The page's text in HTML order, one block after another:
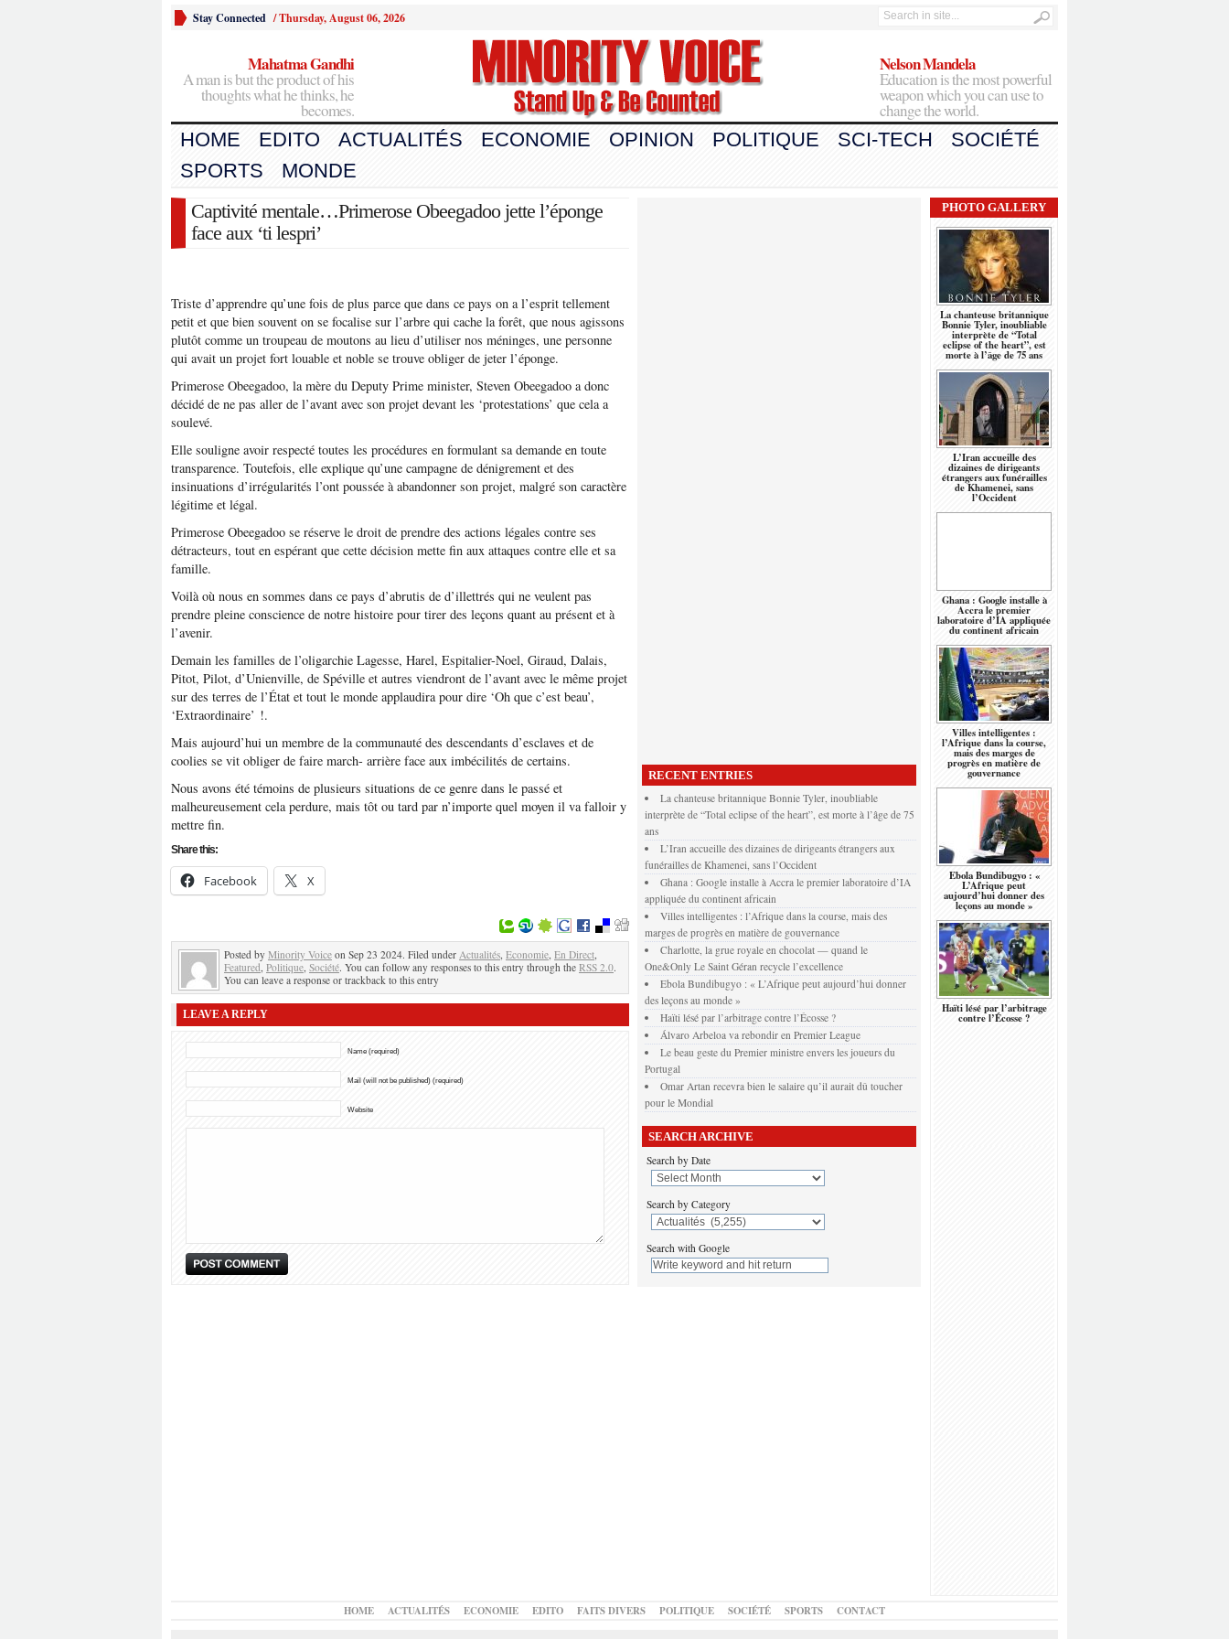
Stay Connected /Thursday, August 06, 2026
Mahatma Gandhi
A man is but the product of his
thoughts what he thinks, he
becomes.
Nelson Mandela
Education is the most powerful
weapon which you can use to
change the world.
HOME EDITO ACTUALITÉS ECONOMIE OPINION POLITIQUE SCI-TECH
SOCIÉTÉ
SPORTS
MONDE
Captivité mentale…Primerose Obeegadoo jette l’éponge
face aux ‘ti lespri’
Triste d’apprendre qu’une fois de plus parce que dans ce pays on a l’esprit tellement
petit et que bien souvent on se focalise sur l’arbre qui cache la forêt, que nous agissons
plutôt comme un troupeau de moutons au lieu d’utiliser nos méninges, une personne
qui avait un projet fort louable et noble se trouve obliger de jeter l’éponge.
Primerose Obeegadoo, la mère du Deputy Prime minister, Steven Obeegadoo a donc
décidé de ne pas aller de l’avant avec son projet devant les ‘protestations’ que cela a
soulevé.
Elle souligne avoir respecté toutes les procédures en formulant sa demande en toute
transparence. Toutefois, elle explique qu’une campagne de dénigrement et des
insinuations d’irrégularités l’ont poussée à abandonner son projet, malgré son caractère
légitime et légal.
Primerose Obeegadoo se réserve le droit de prendre des actions légales contre ses
détracteurs, tout en espérant que cette décision mette fin aux attaques contre elle et sa
famille.
Voilà où nous en sommes dans ce pays d’abrutis de d’illettrés qui ne veulent pas
prendre pleine conscience de notre histoire pour tirer des leçons quant au présent et à
l’avenir.
Demain les familles de l’oligarchie Lagesse, Harel, Espitalier-Noel, Giraud, Dalais,
Pitot, Pilot, d’Unienville, de Spéville et autres viendront de l’avant avec le même projet
sur des terres de l’État et tout le monde applaudira pour dire ‘Oh que c’est beau’,
‘Extraordinaire’ !.
Mais aujourd’hui un membre de la communauté des descendants d’esclaves et de
coolies se vit obliger de faire march- arrière face aux imbécilités de certains.
Nous avons été témoins de plusieurs situations de ce genre dans le passé et
malheureusement cela perdure, mais tôt ou tard par n’importe quel moyen il va falloir y
mettre fin.
Share this:
Facebook X
Posted by Minority Voice on Sep 23 2024. Filed under Actualités, Economie, En Direct,
Featured, Politique, Société. You can follow any responses to this entry through the RSS 2.0.
You can leave a response or trackback to this entry
LEAVE A REPLY
Name (required)
Mail (will not be published) (required)
Website
RECENT ENTRIES
La chanteuse britannique Bonnie Tyler, inoubliable
interprète de “Total eclipse of the heart”, est morte à l’âge de 75
ans
L’Iran accueille des dizaines de dirigeants étrangers aux
funérailles de Khamenei, sans l’Occident
Ghana : Google installe à Accra le premier laboratoire d’IA
appliquée du continent africain
Villes intelligentes : l’Afrique dans la course, mais des
marges de progrès en matière de gouvernance
Charlotte, la grue royale en chocolat — quand le
One&Only Le Saint Géran recycle l’excellence
Ebola Bundibugyo : « L’Afrique peut aujourd’hui donner
des leçons au monde »
Haïti lésé par l’arbitrage contre l’Écosse ?
Álvaro Arbeloa va rebondir en Premier League
Le beau geste du Premier ministre envers les joueurs du
Portugal
Omar Artan recevra bien le salaire qu’il aurait dû toucher
pour le Mondial
SEARCH ARCHIVE
Search by Date
Search by Category
Search with Google
PHOTO GALLERY
La chanteuse britannique
Bonnie Tyler, inoubliable
interprète de “Total
eclipse of the heart”, est
morte à l’âge de 75 ans
L’Iran accueille des
dizaines de dirigeants
étrangers aux funérailles
de Khamenei, sans
l’Occident
Ghana : Google installe à
Accra le premier
laboratoire d’IA appliquée
du continent africain
Villes intelligentes :
l’Afrique dans la course,
mais des marges de
progrès en matière de
gouvernance
Ebola Bundibugyo : «
L’Afrique peut
aujourd’hui donner des
leçons au monde »
Haïti lésé par l’arbitrage
contre l’Écosse ?
HOME ACTUALITÉS ECONOMIE EDITO FAITS DIVERS POLITIQUE SOCIÉTÉ SPORTS CONTACT